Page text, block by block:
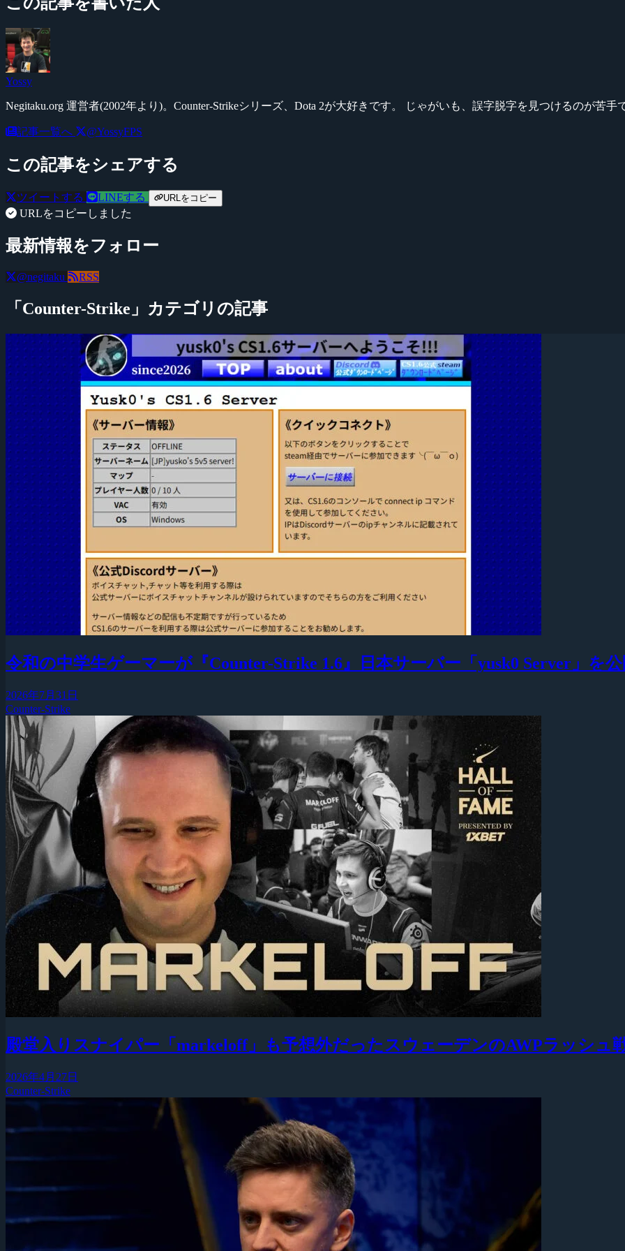
Yossy
Negitaku.org 運営者(2002年より)。Counter-Strikeシリーズ、Dota 2が大好きです。 じゃがいも、誤字脱字を見つけるのが苦
記事一覧へ @YossyFPS
この記事をシェアする
ツイートする LINEする URLをコピー
URLをコピーしました
最新情報をフォロー
@negitaku RSS
「Counter-Strike」カテゴリの記事
令和の中学生ゲーマーが『Counter-Strike 1.6』日本サーバー「yusk0 Server」を
2026年7月31日
Counter-Strike
殿堂入りスナイパー「markeloff」も予想外だったスウェーデンのAWPラッシュ
2026年4月27日
Counter-Strike